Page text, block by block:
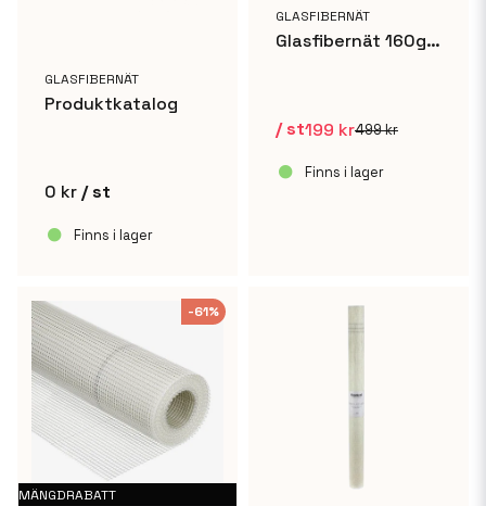
GLASFIBERNÄT
Produktkatalog
0 kr/ st
Finns i lager
GLASFIBERNÄT
Glasfibernät 160g/m² - 1x10m UTFÖRSÄLJNING
499 kr
199 kr
/ st
Finns i lager
MÄNGDRABATT
-61%